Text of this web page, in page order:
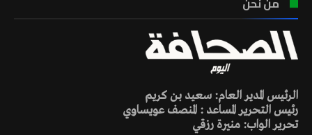
الرئيس المدير العام: سعيد بن كريم
رئيس التحرير المساعد : المنصف عويساوي
تحرير الواب: منيرة رزقي